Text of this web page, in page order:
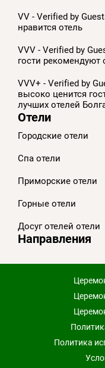
VV - Verified by
нравится отель
VVV - Verified by
гости рекомендуют
VVV+ - Verified by
высоко ценится
лучших отелей
Отели
Городские отели
Спа отели
Приморскиe отели
Горные отели
Досуг отелей отели
Направления
Политика